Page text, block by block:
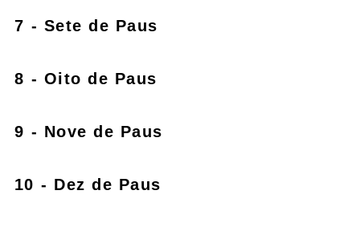
7 - Sete de Paus
8 - Oito de Paus
9 - Nove de Paus
10 - Dez de Paus